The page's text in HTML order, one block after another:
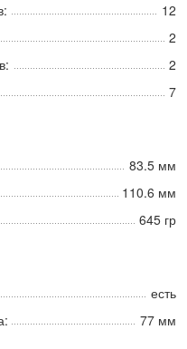
12
2
2
7
83.5 мм
110.6 мм
645 гр
есть
77 мм